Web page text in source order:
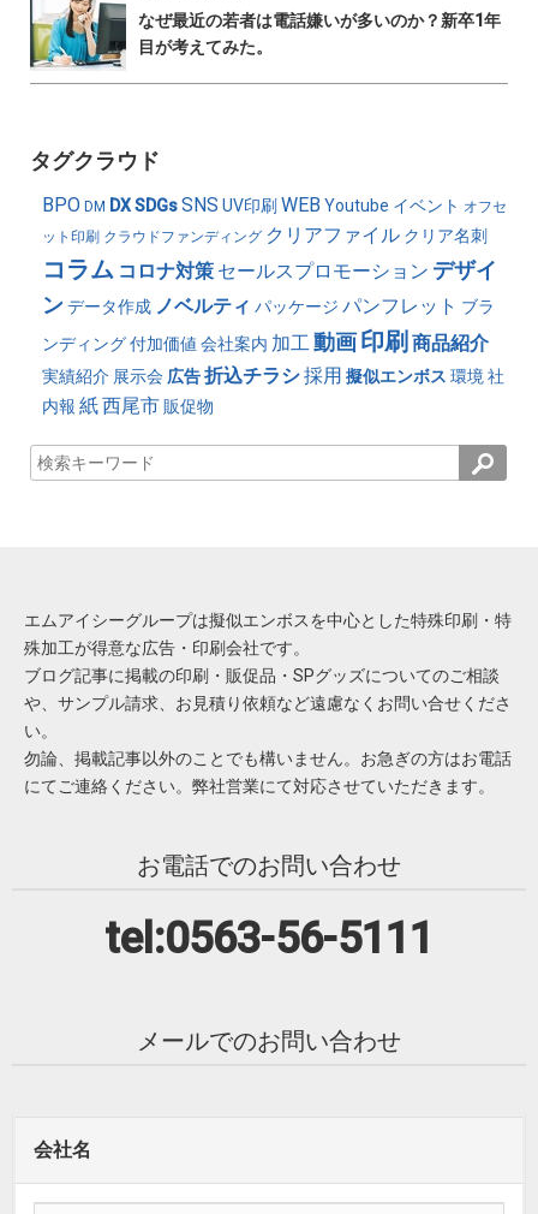
なぜ最近の若者は電話嫌いが多いのか？新卒1年
目が考えてみた。
タグクラウド
BPO DM DXSDGsSNS UV印刷 WEB Youtube イベント オフセ
ット印刷 クラウドファンディング クリアファイル クリア名刺
コラム コロナ対策 セールスプロモーション デザイ
ンデータ作成 ノベルティ パッケージ パンフレット ブラ
ンディング付加価値 会社案内 加工動画印刷 商品紹介
実績紹介 展示会 広告折込チラシ採用 擬似エンボス 環境社
内報 紙西尾市販促物
エムアイシーグループは擬似エンボスを中心とした特殊印刷・特
殊加工が得意な広告・印刷会社です。
ブログ記事に掲載の印刷・販促品・SPグッズについてのご相談
や、サンプル請求、お見積り依頼など遠慮なくお問い合せくださ
い。
勿論、掲載記事以外のことでも構いません。お急ぎの方はお電話
にてご連絡ください。弊社営業にて対応させていただきます。
お電話でのお問い合わせ
tel:0563-56-5111
メールでのお問い合わせ
会社名